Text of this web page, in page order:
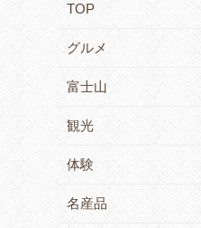
TOP
グルメ
富士山
観光
体験
名産品